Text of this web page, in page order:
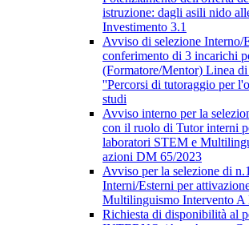
istruzione: dagli asili nido
Investimento 3.1
Avviso di selezione Interno/
conferimento di 3 incarichi
(Formatore/Mentor) Linea
''Percorsi di tutoraggio per
studi
Avviso interno per la
con il ruolo di Tutor interni
laboratori STEM e
azioni DM 65/2023
Avviso per la selezione di
Interni/Esterni per
Multilinguismo Intervento A
Richiesta di disponibilità al